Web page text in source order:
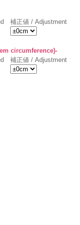
補正値 / Adjustment
circumference)-
補正値 / Adjustment